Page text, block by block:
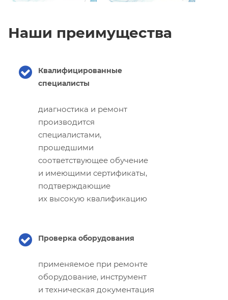
Наши преимущества
Квалифицированные
специалисты
диагностика и ремонт
производится
специалистами,
прошедшими
соответствующее обучение
и имеющими сертификаты,
подтверждающие
их высокую квалификацию
Проверка оборудования
применяемое при ремонте
оборудование, инструмент
и техническая документация